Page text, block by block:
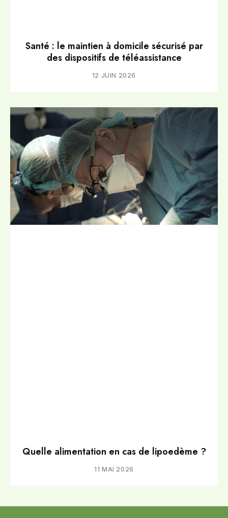
Santé : le maintien à domicile sécurisé par
des dispositifs de téléassistance
12 JUIN 2026
Quelle alimentation en cas de lipoedème ?
11 MAI 2026